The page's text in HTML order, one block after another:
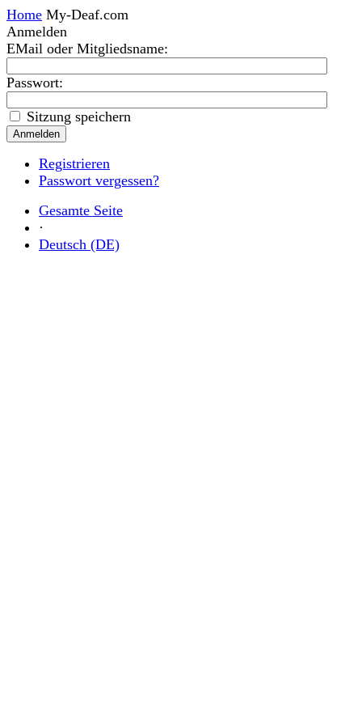
Home My-Deaf.com
Anmelden
EMail oder Mitgliedsname:
Passwort:
Sitzung speichern
Registrieren
Passwort vergessen?
Gesamte Seite
·
Deutsch (DE)